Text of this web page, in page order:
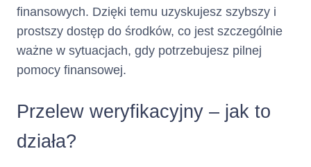
finansowych. Dzięki temu uzyskujesz szybszy i
prostszy dostęp do środków, co jest szczególnie
ważne w sytuacjach, gdy potrzebujesz pilnej
pomocy finansowej.
Przelew weryfikacyjny – jak to
działa?
Numer
telefonu :
(informacja ta ma charakter
opcjonalny)
+ 22 598 77 99